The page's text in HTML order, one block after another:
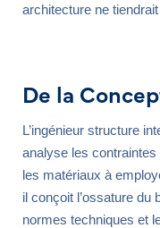
architecture ne
De la
L’ingénieur structure
analyse les
les matériaux à
il conçoit l’ossature du
normes techniques et